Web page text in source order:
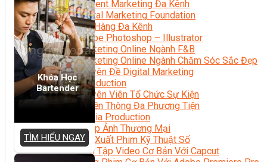
Content Marketing Đa Kênh
Digital Marketing Foundation
Bán Hàng Đa Kênh
Adobe Photoshop – Illustrator
Marketing Online Ngành F&B
Marketing Online Ngành Chăm Sóc Sắc Đẹp
Chuyên Đề Digital Marketing
Media Production
Chuyên Viên Tổ Chức Sự Kiện
Truyền Thông Đa Phương Tiện
Media Production
Nhiếp Ảnh Thương Mại
Sản Xuất Phim Kỹ Thuật Số
Biên Tập Video Cơ Bản Với Capcut
Khóa Học
Bartender
TÌM HIỂU NGAY